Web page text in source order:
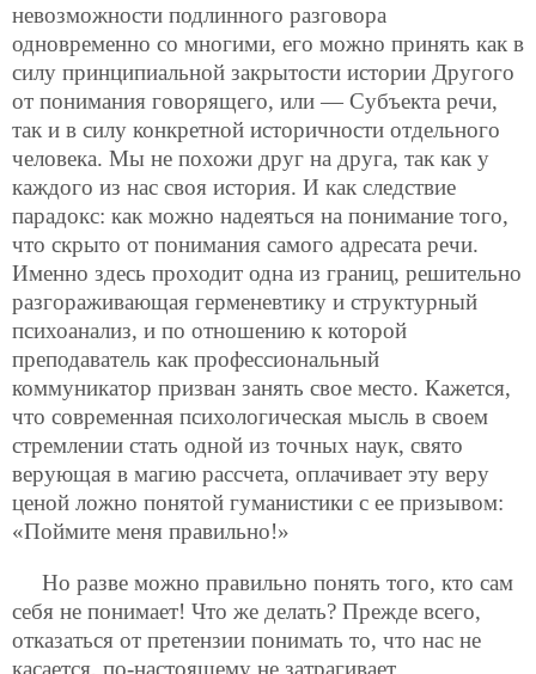
невозможности подлинного разговора
одновременно со многими, его можно принять как в
силу принципиальной закрытости истории Другого
от понимания говорящего, или — Субъекта речи,
так и в силу конкретной историчности отдельного
человека. Мы не похожи друг на друга, так как у
каждого из нас своя история. И как следствие
парадокс: как можно надеяться на понимание того,
что скрыто от понимания самого адресата речи.
Именно здесь проходит одна из границ, решительно
разгораживающая герменевтику и структурный
психоанализ, и по отношению к которой
преподаватель как профессиональный
коммуникатор призван занять свое место. Кажется,
что современная психологическая мысль в своем
стремлении стать одной из точных наук, свято
верующая в магию рассчета, оплачивает эту веру
ценой ложно понятой гуманистики с ее призывом:
«Поймите меня правильно!»
Но разве можно правильно понять того, кто сам
себя не понимает! Что же делать? Прежде всего,
отказаться от претензии понимать то, что нас не
касается, по-настоящему не затрагивает